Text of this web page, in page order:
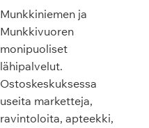
Munkkiniemen ja
Munkkivuoren
monipuoliset
lähipalvelut.
Ostoskeskuksessa
useita marketteja,
ravintoloita, apteekki,